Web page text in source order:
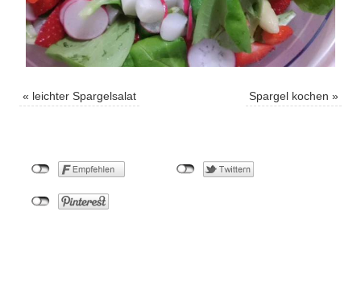
« leichter Spargelsalat Spargel kochen »